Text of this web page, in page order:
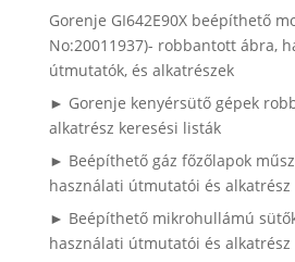
Gorenje GI642E90X beépíthető
No:20011937)- robbantott ábra,
útmutatók, és alkatrészek
► Gorenje kenyérsütő gépek
alkatrész keresési listák
► Beépíthető gáz főzőlapok
használati útmutatói és
► Beépíthető mikrohullámú
használati útmutatói és alkatrész